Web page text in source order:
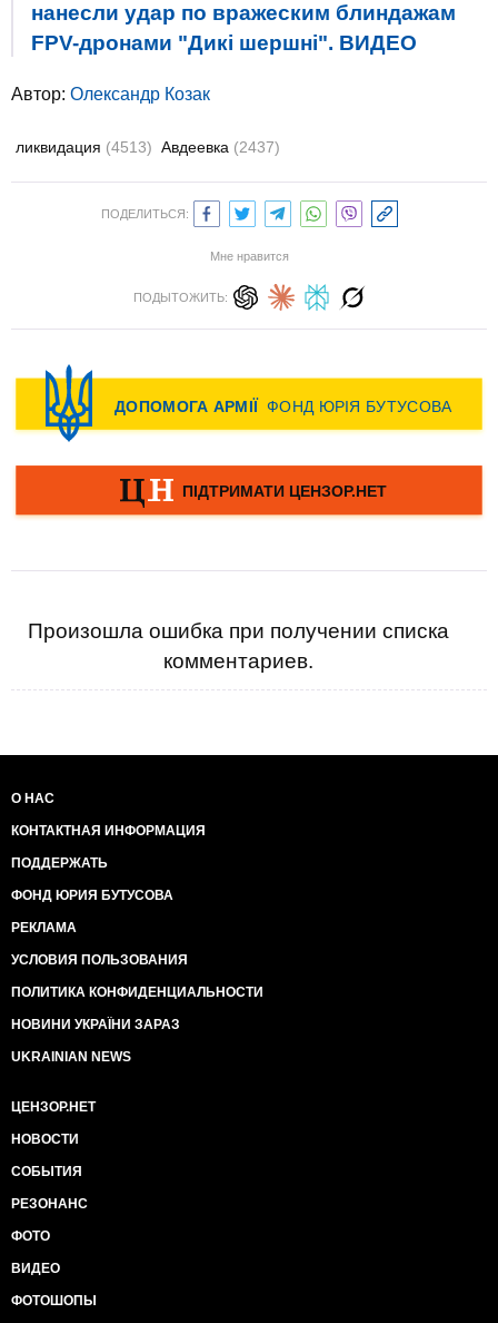
нанесли удар по вражеским блиндажам
FPV-дронами "Дикі шершні". ВИДЕО
Автор: Олександр Козак
ликвидация (4513) Авдеевка (2437)
ПОДЕЛИТЬСЯ:
Мне нравится
ПОДЫТОЖИТЬ:
Произошла ошибка при получении списка
комментариев.
О НАС
КОНТАКТНАЯ ИНФОРМАЦИЯ
ПОДДЕРЖАТЬ
ФОНД ЮРИЯ БУТУСОВА
РЕКЛАМА
УСЛОВИЯ ПОЛЬЗОВАНИЯ
ПОЛИТИКА КОНФИДЕНЦИАЛЬНОСТИ
НОВИНИ УКРАЇНИ ЗАРАЗ
UKRAINIAN NEWS
ЦЕНЗОР.НЕТ
НОВОСТИ
СОБЫТИЯ
РЕЗОНАНС
ФОТО
ВИДЕО
ФОТОШОПЫ